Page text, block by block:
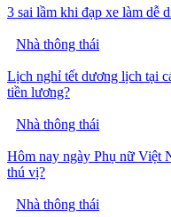
3 sai lầm khi đạp xe làm dễ
Nhà thông thái
Lịch nghỉ tết dương lịch tại
tiền lương?
Nhà thông thái
Hôm nay ngày Phụ nữ Việt
thú vị?
Nhà thông thái